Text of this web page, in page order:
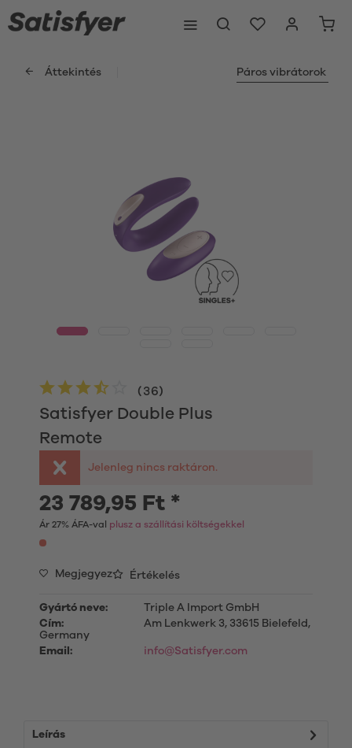
Áttekintés Páros vibrátorok
Satisfyer Double Plus
Remote
(36)
Jelenleg nincs raktáron.
23 789,95 Ft *
Ár 27% ÁFA-val plusz a szállítási költségekkel
Megjegyez Értékelés
Gyártó neve:
Triple A Import GmbH
Cím:
Am Lenkwerk 3, 33615 Bielefeld,
Germany
Email:
info@Satisfyer.com
Leírás